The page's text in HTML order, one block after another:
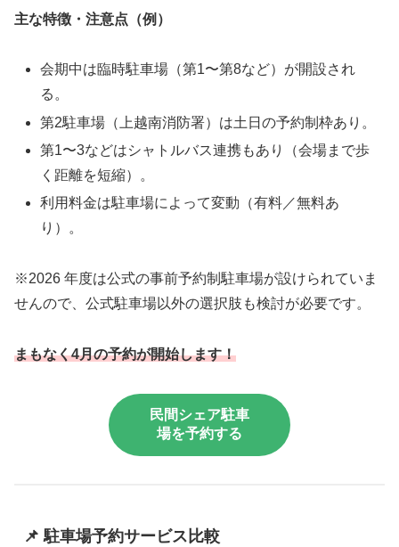
主な特徴・注意点（例）
会期中は臨時駐車場（第1〜第8など）が開設され
る。
第2駐車場（上越南消防署）は土日の予約制枠あり。
第1〜3などはシャトルバス連携もあり（会場まで歩
く距離を短縮）。
利用料金は駐車場によって変動（有料／無料あ
り）。
※2026 年度は公式の事前予約制駐車場が設けられていま
せんので、公式駐車場以外の選択肢も検討が必要です。
まもなく4月の予約が開始します！
民間シェア駐車
場を予約する
📌 駐車場予約サービス比較